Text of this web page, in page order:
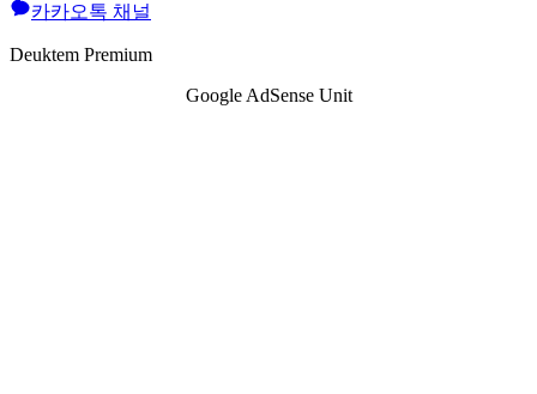
카카오톡 채널
Deuktem Premium
Google AdSense Unit